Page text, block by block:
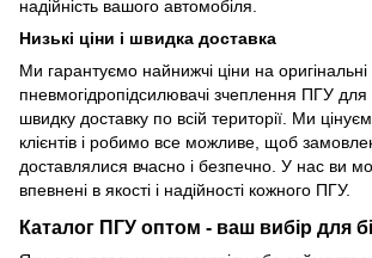
надійність вашого автомобіля.
Низькі ціни і швидка доставка
Ми гарантуємо найнижчі ціни на оригінальні
пневмогідропідсилювачі зчеплення ПГУ для
швидку доставку по всій території. Ми
клієнтів і робимо все можливе, щоб
доставлялися вчасно і безпечно. У нас ви
впевнені в якості і надійності кожного ПГУ.
Каталог ПГУ оптом - ваш вибір для